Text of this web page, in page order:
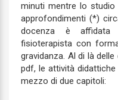
minuti mentre lo studio
approfondimenti (*)
docenza è affidata
fisioterapista con
gravidanza. Al di là
pdf, le attività
mezzo di due capitoli: